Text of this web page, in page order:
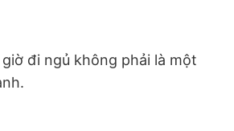
đi ngủ không phải là một